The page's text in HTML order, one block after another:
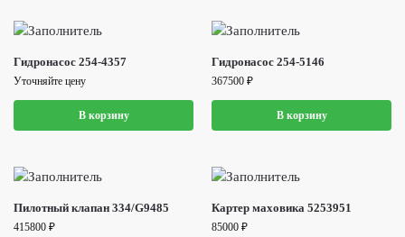
Гидронасос 254-4357
Уточняйте цену
В корзину
Гидронасос 254-5146
367500 ₽
В корзину
Пилотный клапан 334/G9485
415800 ₽
Картер маховика 5253951
85000 ₽